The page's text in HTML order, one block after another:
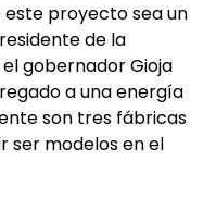
proyecto sea un
de la
gobernador Gioja
a una energía
son tres fábricas
ser modelos en el